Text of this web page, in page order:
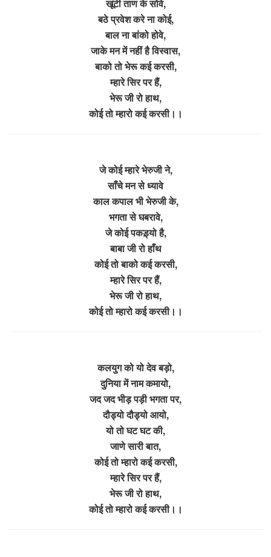
खूंटी ताण के सोवे,
बठे प्रवेश करे ना कोई,
बाल ना बांको होवे,
जाके मन में नहीं है विस्वास,
बाको तो भेरू कई करसी,
म्हारे सिर पर हैं,
भेरू जी रो हाथ,
कोई तो म्हारो कई करसी।।
जे कोई म्हारे भेरुजी ने,
साँचे मन से ध्यावे
काल कपाल भी भेरुजी के,
भगता से घबरावे,
जे कोई पकड़्यो है,
बाबा जी रो हाँथ
कोई तो बाको कई करसी,
म्हारे सिर पर हैं,
भेरू जी रो हाथ,
कोई तो म्हारो कई करसी।।
कलयुग को यो देव बड़ो,
दुनिया में नाम कमायो,
जद जद भीड़ पड़ी भगता पर,
दौड्यो दौड्यो आयो,
यो तो घट घट की,
जाणे सारी बात,
कोई तो म्हारो कई करसी,
म्हारे सिर पर हैं,
भेरू जी रो हाथ,
कोई तो म्हारो कई करसी।।